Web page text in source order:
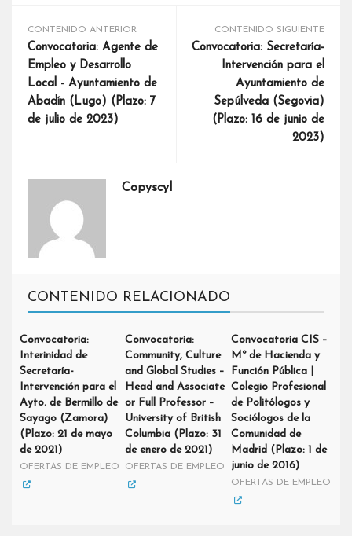
CONTENIDO ANTERIOR
Convocatoria: Agente de
Empleo y Desarrollo
Local - Ayuntamiento de
Abadín (Lugo) (Plazo: 7
de julio de 2023)
CONTENIDO SIGUIENTE
Convocatoria: Secretaría-
Intervención para el
Ayuntamiento de
Sepúlveda (Segovia)
(Plazo: 16 de junio de
2023)
Copyscyl
CONTENIDO RELACIONADO
Convocatoria:
Interinidad de
Secretaría-
Intervención para el
Ayto. de Bermillo de
Sayago (Zamora)
(Plazo: 21 de mayo
de 2021)
OFERTAS DE EMPLEO
Convocatoria:
Community, Culture
and Global Studies –
Head and Associate
or Full Professor –
University of British
Columbia (Plazo: 31
de enero de 2021)
OFERTAS DE EMPLEO
Convocatoria CIS –
Mº de Hacienda y
Función Pública |
Colegio Profesional
de Politólogos y
Sociólogos de la
Comunidad de
Madrid (Plazo: 1 de
junio de 2016)
OFERTAS DE EMPLEO